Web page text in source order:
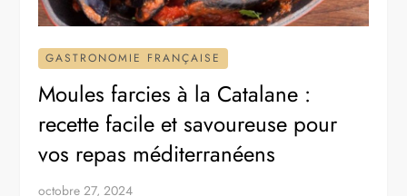
GASTRONOMIE FRANÇAISE
Moules farcies à la Catalane :
recette facile et savoureuse pour
vos repas méditerranéens
octobre 27, 2024